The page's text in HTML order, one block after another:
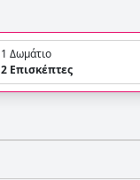
1 Δωμάτιο
2 Επισκέπτες